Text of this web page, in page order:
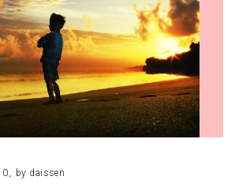
0 by daissen